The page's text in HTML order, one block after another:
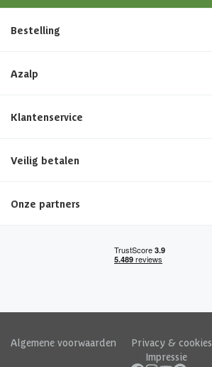
Bestelling
Azalp
Klantenservice
Veilig betalen
Onze partners
Algemene voorwaarden Privacy & cookies
Impressie